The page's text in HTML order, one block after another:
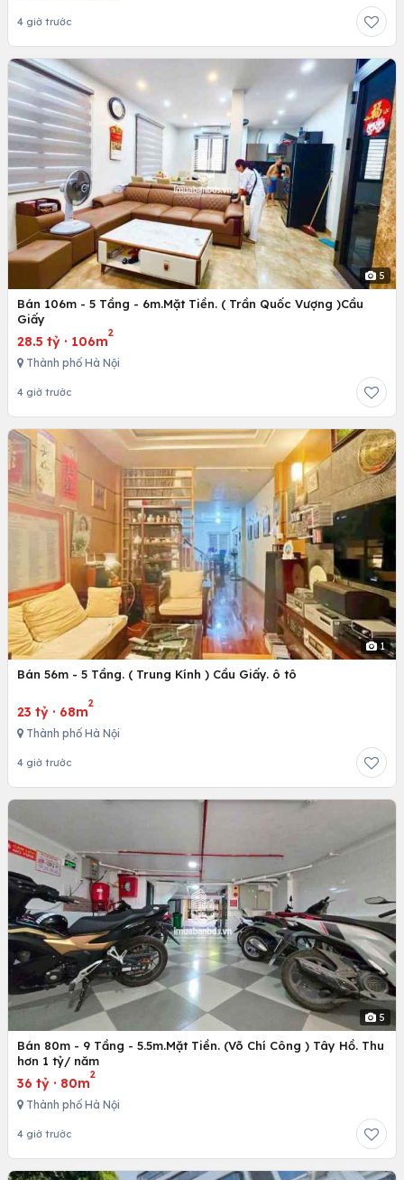
4 giờ trước
5
Bán 106m - 5 Tầng - 6m.Mặt Tiền. ( Trần Quốc Vượng )Cầu
Giấy
28.5 tỷ · 106m
2
Thành phố Hà Nội
4 giờ trước
1
Bán 56m - 5 Tầng. ( Trung Kính ) Cầu Giấy. ô tô
23 tỷ · 68m
2
Thành phố Hà Nội
4 giờ trước
5
Bán 80m - 9 Tầng - 5.5m.Mặt Tiền. (Võ Chí Công ) Tây Hồ. Thu
hơn 1 tỷ/ năm
36 tỷ · 80m
2
Thành phố Hà Nội
4 giờ trước